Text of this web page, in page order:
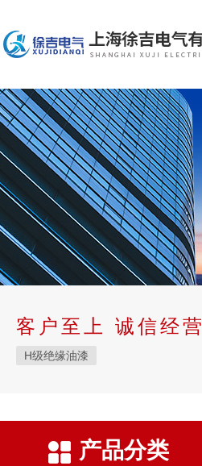
客户至上 诚信经营
H级绝缘油漆
产品分类